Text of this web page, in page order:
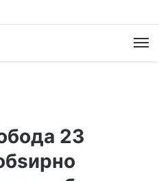
вода
23